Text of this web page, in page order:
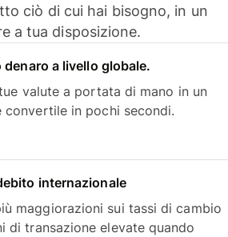
ciò di cui hai bisogno, in un
a tua disposizione.
a livello globale.
valute a portata di mano in un
convertile in pochi secondi.
internazionale
maggiorazioni sui tassi di cambio
di transazione elevate quando